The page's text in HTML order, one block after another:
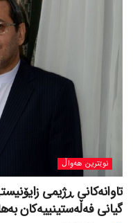
نوێترین هەواڵ
تاوانەکانی ڕژیمی
گیانی فەڵەستینییەکان